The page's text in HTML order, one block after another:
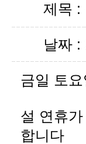
제목 :
날짜 :
금일 토
합니다